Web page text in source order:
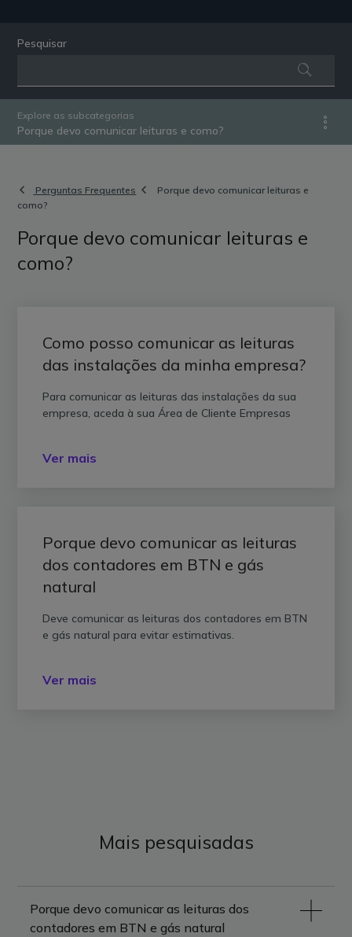
Pesquisar
Explore as subcategorias
Porque devo comunicar leituras e como?
Perguntas Frequentes
Porque devo comunicar leituras e
como?
Porque devo comunicar leituras e
como?
Como posso comunicar as leituras
das instalações da minha empresa?
Para comunicar as leituras das instalações da sua
empresa, aceda à sua Área de Cliente Empresas
Ver mais
Porque devo comunicar as leituras
dos contadores em BTN e gás
natural
Deve comunicar as leituras dos contadores em BTN
e gás natural para evitar estimativas.
Ver mais
Mais pesquisadas
Porque devo comunicar as leituras dos
contadores em BTN e gás natural